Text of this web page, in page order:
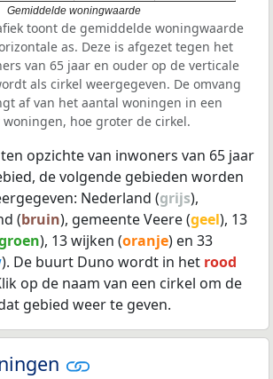
Gemiddelde woningwaarde
toont de gemiddelde woningwaarde
as. Deze is afgezet tegen het
van 65 jaar en ouder op de verticale
als cirkel weergegeven. De omvang
af van het aantal woningen in een
hoe groter de cirkel.
opzichte van inwoners van 65 jaar
de volgende gebieden worden
Nederland (grijs),
(bruin), gemeente Veere (geel), 13
), 13 wijken (oranje) en 33
). De buurt Duno wordt in het rood
op de naam van een cirkel om de
gebied weer te geven.